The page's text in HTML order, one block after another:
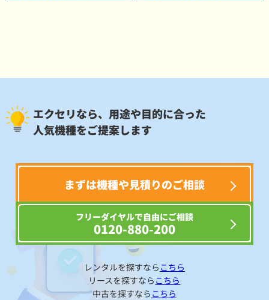
エクセリなら、用途や目的に合った
人気機種をご提案します
まずは機種や見積りのご相談
フリーダイヤルで自由にご相談
0120-880-200
レンタルを探すなら こちら
リースを探すなら こちら
中古を探すなら こちら